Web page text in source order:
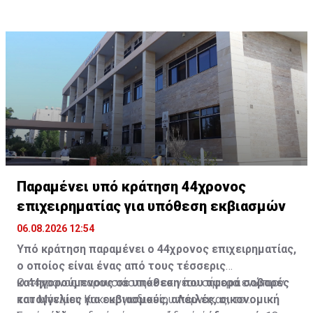
εσωτερικά όργανα. Η κατάσταση υγείας της νεαρής
γυναίκας κρίνεται ως κρίσιμη.
Παραμένει υπό κράτηση 44χρονος
επιχειρηματίας για υπόθεση εκβιασμών
06.08.2026 12:54
Υπό κράτηση παραμένει ο 44χρονος επιχειρηματίας,
ο οποίος είναι ένας από τους τέσσερις
κατηγορούμενους σε υπόθεση που αφορά σοβαρές
καταγγελίες για εκβιασμούς, απειλές, οικονομική
Ο 44χρονος παρουσιάστηκε εκ νέου σήμερα ενώπιον
του Μόνιμου Κακουργιοδικείου Λάρνακας, το